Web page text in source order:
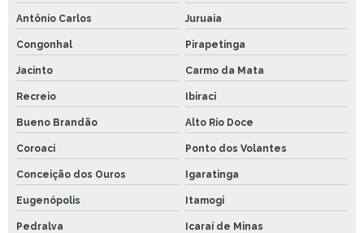
Antônio Carlos Juruaia
Congonhal Pirapetinga
Jacinto Carmo da Mata
Recreio Ibiraci
Bueno Brandão Alto Rio Doce
Coroaci Ponto dos Volantes
Conceição dos Ouros Igaratinga
Eugenópolis Itamogi
Pedralva Icaraí de Minas